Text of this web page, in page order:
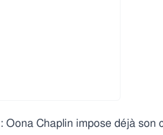
Chaplin impose déjà son